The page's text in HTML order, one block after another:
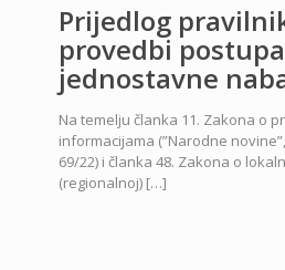
Prijedlog
provedbi
jednostavne
Na temelju članka 11. Zakona o
informacijama (”Narodne
69/22) i članka 48. Zakona o
(regionalnoj) […]